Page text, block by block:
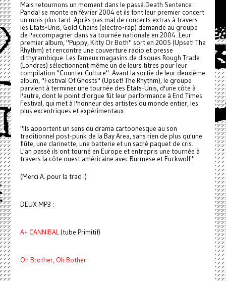
Mais retournons un moment dans le passé.Death Sentence :
Panda! se monte en février 2004 et ils font leur premier concert
un mois plus tard. Après pas mal de concerts extras à travers
les Etats-Unis, Gold Chains (electro-rap) demande au groupe
de l'accompagner dans sa tournée nationale en 2004. Leur
premier album, "Puppy, Kitty Or Both" sort en 2005 (Upset! The
Rhythm) et rencontre une couverture radio et presse
dithyrambique. Les fameux magasins de disques Rough Trade
(Londres) sélectionnent même un de leurs titres pour leur
compilation "Counter Culture". Avant la sortie de leur deuxième
album, "Festival Of Ghosts" (Upset! The Rhythm), le groupe
parvient à terminer une tournée des Etats-Unis, d'une côte à
l'autre, dont le point d'orgue fût leur performance à End Times
Festival, qui met à l'honneur des artistes du monde entier, les
plus excentriques et expérimentaux.
"Ils apportent un sens du drama cartoonesque au son
traditionnel post-punk de la Bay Area, sans rien de plus qu'une
flûte, une clarinette, une batterie et un sacré paquet de cris.
L'an passé ils ont tourné en Europe et entrepris une tournée à
travers la côte ouest américaine avec Burmese et Fuckwolf."
(Merci A. pour la trad !)
DEUX MP3 :
A+ CANNIBAL(tube Primitif)
Oh Brother, Oh Bother